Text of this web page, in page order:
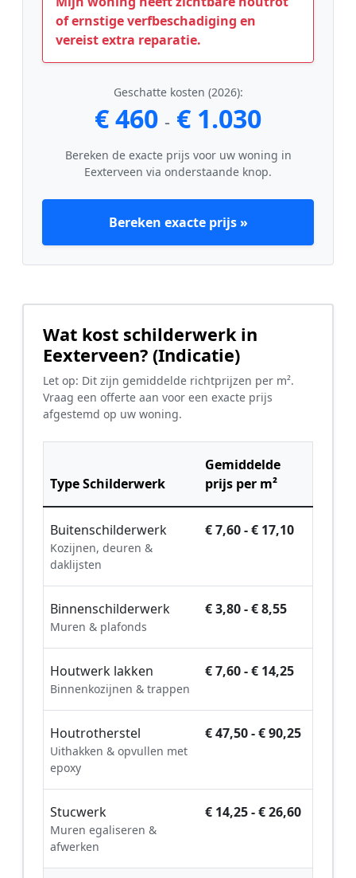
of ernstige verfbeschadiging en
vereist extra reparatie.
Geschatte kosten (2026):
€ 460 - € 1.030
Bereken de exacte prijs voor uw woning in
Eexterveen via onderstaande knop.
Bereken exacte prijs »
Wat kost schilderwerk in
Eexterveen? (Indicatie)
Let op: Dit zijn gemiddelde richtprijzen per m².
Vraag een offerte aan voor een exacte prijs
afgestemd op uw woning.
Type Schilderwerk
Gemiddelde
prijs per m²
Buitenschilderwerk
Kozijnen, deuren &
daklijsten
€ 7,60 - € 17,10
Binnenschilderwerk
Muren & plafonds
€ 3,80 - € 8,55
Houtwerk lakken
Binnenkozijnen & trappen
€ 7,60 - € 14,25
Houtrotherstel
Uithakken & opvullen met
epoxy
€ 47,50 - € 90,25
Stucwerk
Muren egaliseren &
afwerken
€ 14,25 - € 26,60